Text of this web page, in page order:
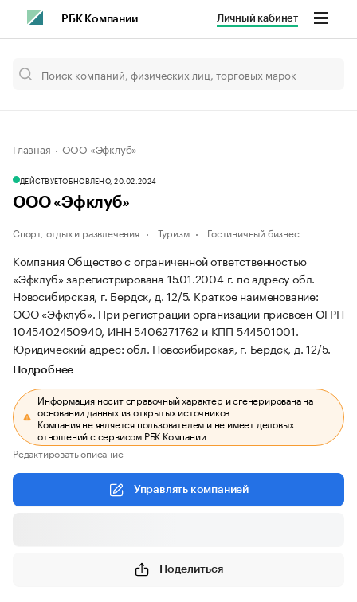
РБК Компании Личный кабинет
Главная ООО «Эфклуб»
ДЕЙСТВУЕТОБНОВЛЕНО, 20.02.2024
ООО «Эфклуб»
Спорт, отдых и развлечения Туризм Гостиничный бизнес
Компания Общество с ограниченной ответственностью
«Эфклуб» зарегистрирована 15.01.2004 г. по адресу обл.
Новосибирская, г. Бердск, д. 12/5. Краткое наименование:
ООО «Эфклуб». При регистрации организации присвоен ОГРН
1045402450940, ИНН 5406271762 и КПП 544501001.
Юридический адрес: обл. Новосибирская, г. Бердск, д. 12/5.
Подробнее
Информация носит справочный характер и сгенерирована на
основании данных из открытых источников.
Компания не является пользователем и не имеет деловых
отношений с сервисом РБК Компании.
Редактировать описание
Управлять компанией
Поделиться